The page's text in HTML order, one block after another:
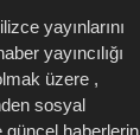
yayınlarını
yayıncılığı
üzere ,
sosyal
haberlerin